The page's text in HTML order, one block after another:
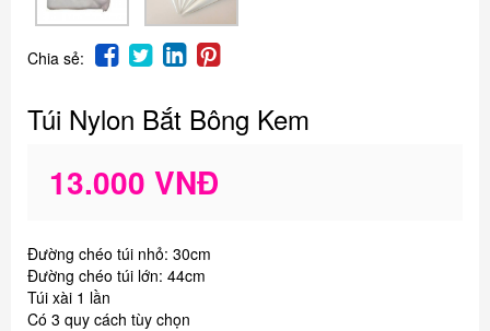
Chia sẻ:
Túi Nylon Bắt Bông Kem
13.000 VNĐ
Đường chéo túi nhỏ: 30cm
Đường chéo túi lớn: 44cm
Túi xài 1 lần
Có 3 quy cách tùy chọn